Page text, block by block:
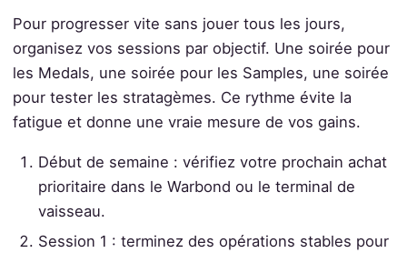
Pour progresser vite sans jouer tous les jours,
organisez vos sessions par objectif. Une soirée pour
les Medals, une soirée pour les Samples, une soirée
pour tester les stratagèmes. Ce rythme évite la
fatigue et donne une vraie mesure de vos gains.
Début de semaine : vérifiez votre prochain achat
prioritaire dans le Warbond ou le terminal de
vaisseau.
Session 1 : terminez des opérations stables pour